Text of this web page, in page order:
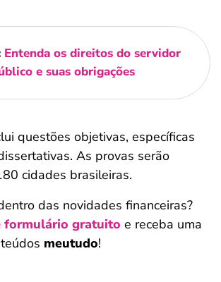
Entenda os direitos do servidor
e suas obrigações
questões objetivas, específicas
As provas serão
cidades brasileiras.
das novidades financeiras?
formulário gratuito e receba uma
meutudo!